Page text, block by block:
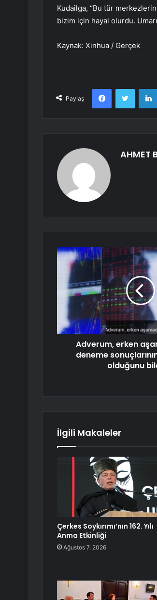
Kudailga, “Bu tür merkezlerin
bizim için hayal olurdu.
Kaynak: Xinhua / Gerçek
Paylaş
FacebookTwitter
AHMET
Adverum, erken
deneme
olduğunu
İlgili Makaleler
Çerkes Soykırımı’nın 162. Yılı
Anma Etkinliği
Ağustos 7, 2026